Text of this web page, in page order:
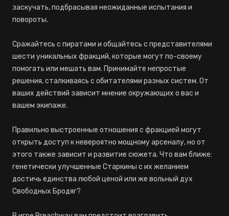
заскучать, подбрасывая неожиданные испытания и
повороты.
Сражайтесь с пиратами и общайтесь с представителями
шести уникальных фракций, которые могут по-своему
помогать или мешать вам. Принимайте непростые
решения, сталкиваясь с обитателями разных систем. От
ваших действий зависит мнение окружающих о вас и
вашем экипаже.
Правильно выстроенные отношения с фракцией могут
открыть доступ к невероятно мощному арсеналу, но от
этого также зависит и развитие сюжета. Что вам ближе:
генетически улучшенные Старкины с их желанием
достичь единства любой ценой или же вольный дух
Свободных Бродяг?